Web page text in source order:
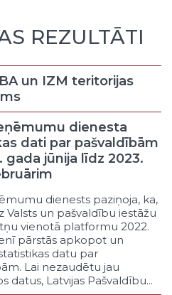
veids
un saturs
vīzijas, atbilstošo
rādītāju formulēšana
darba organizēšana
funkcijas veids
individuālais
bez līdzdalības
REZULTĀTI
un IZM teritorijas
dienesta
dati par pašvaldībām
gada jūnija līdz 2023.
dienests paziņoja, ka,
Valsts un pašvaldību iestāžu
vienotā platformu 2022.
pārstās apkopot un
datu par
Lai nezaudētu jau
datus, Latvijas Pašvaldību...